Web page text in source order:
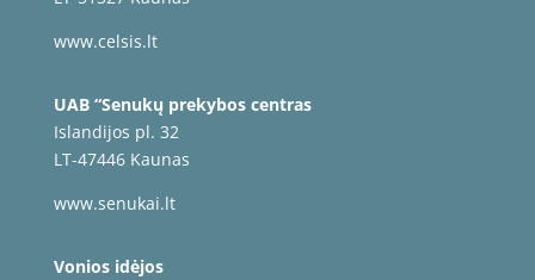
www.celsis.lt
UAB “Senukų prekybos centras
Islandijos pl. 32
LT-47446 Kaunas
www.senukai.lt
Vonios idėjos